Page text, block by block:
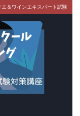
エ＆ワインエキスパート試験